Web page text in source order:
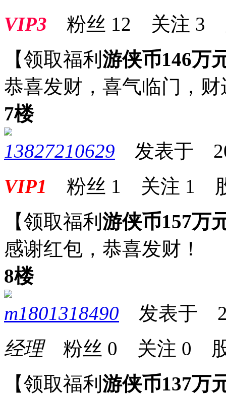
VIP3 粉丝 12 关注 3
【领取福利 游侠币146万
恭喜发财，喜气临门，财
7楼
13827210629 发表于
VIP1 粉丝 1 关注 1
【领取福利 游侠币157万
感谢红包，恭喜发财！
8楼
m1801318490 发表于
经理粉丝 0 关注 0
【领取福利 游侠币137万